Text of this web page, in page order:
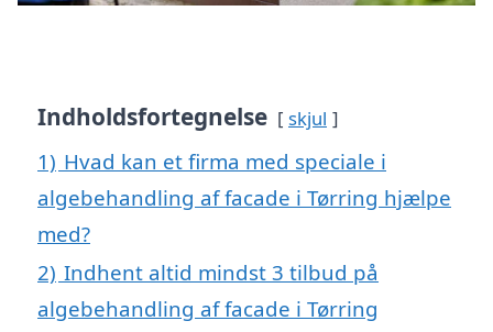
Indholdsfortegnelse skjul
1) Hvad kan et firma med speciale i
algebehandling af facade i Tørring hjælpe
med?
2) Indhent altid mindst 3 tilbud på
algebehandling af facade i Tørring